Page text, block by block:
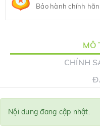
Bảo hành chính
MÔ
CHÍNH
Nội dung đang cập nhật.